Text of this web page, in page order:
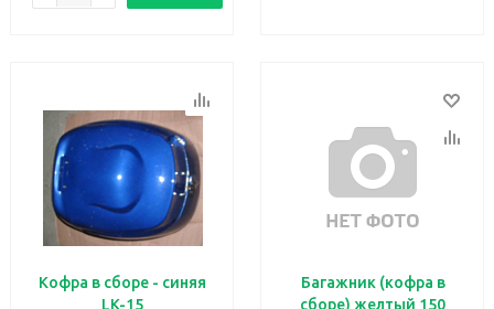
Кофра в сборе - синяя
LK-15
Багажник (кофра в
сборе) желтый 150